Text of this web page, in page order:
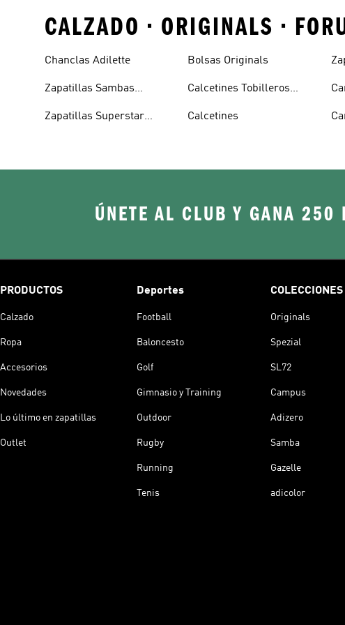
CALZADO • ORIGINALS •
Chanclas Adilette
Zapatillas Sambas
Zapatillas Superstar
Bolsas Originals
Calcetines Tobilleros
Calcetines
ÚNETE AL CLUB Y GANA 250
PRODUCTOS
Calzado
Ropa
Accesorios
Novedades
Lo último en zapatillas
Outlet
Deportes
Football
Baloncesto
Golf
Gimnasio y Training
Outdoor
Rugby
Running
Tenis
COLECCIONES
Originals
Spezial
SL72
Campus
Adizero
Samba
Gazelle
adicolor